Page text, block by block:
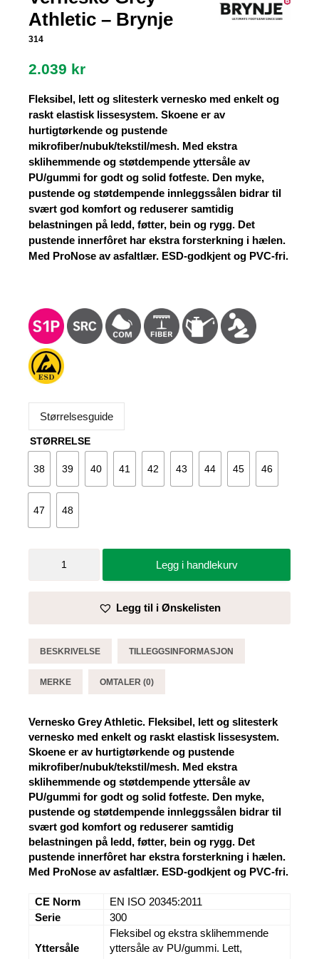
Athletic – Brynje
314
2.039 kr
Fleksibel, lett og slitesterk vernesko med enkelt og
raskt elastisk lissesystem. Skoene er av
hurtigtørkende og pustende
mikrofiber/nubuk/tekstil/mesh. Med ekstra
sklihemmende og støtdempende yttersåle av
PU/gummi for godt og solid fotfeste. Den myke,
pustende og støtdempende innleggssålen bidrar til
svært god komfort og reduserer samtidig
belastningen på ledd, føtter, bein og rygg. Det
pustende innerfôret har ekstra forsterkning i hælen.
Med ProNose av asfaltlær. ESD-godkjent og PVC-fri.
Størrelsesguide
STØRRELSE
38 39 40 41 42 43 44 45 46
47 48
Legg i handlekurv
Legg til i Ønskelisten
BESKRIVELSE TILLEGGSINFORMASJON
MERKE OMTALER (0)
Vernesko Grey Athletic. Fleksibel, lett og slitesterk
vernesko med enkelt og raskt elastisk lissesystem.
Skoene er av hurtigtørkende og pustende
mikrofiber/nubuk/tekstil/mesh. Med ekstra
sklihemmende og støtdempende yttersåle av
PU/gummi for godt og solid fotfeste. Den myke,
pustende og støtdempende innleggssålen bidrar til
svært god komfort og reduserer samtidig
belastningen på ledd, føtter, bein og rygg. Det
pustende innerfôret har ekstra forsterkning i hælen.
Med ProNose av asfaltlær. ESD-godkjent og PVC-fri.
CE Norm
EN ISO 20345:2011
Serie
300
Yttersåle
Fleksibel og ekstra sklihemmende
yttersåle av PU/gummi. Lett,